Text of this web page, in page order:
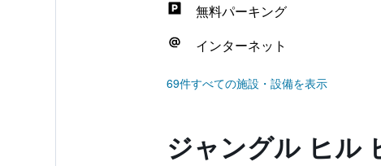
無料パーキング
インターネット
69件すべての施設・設備を表示
ジャングル ヒル